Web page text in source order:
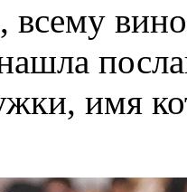
всему
имя